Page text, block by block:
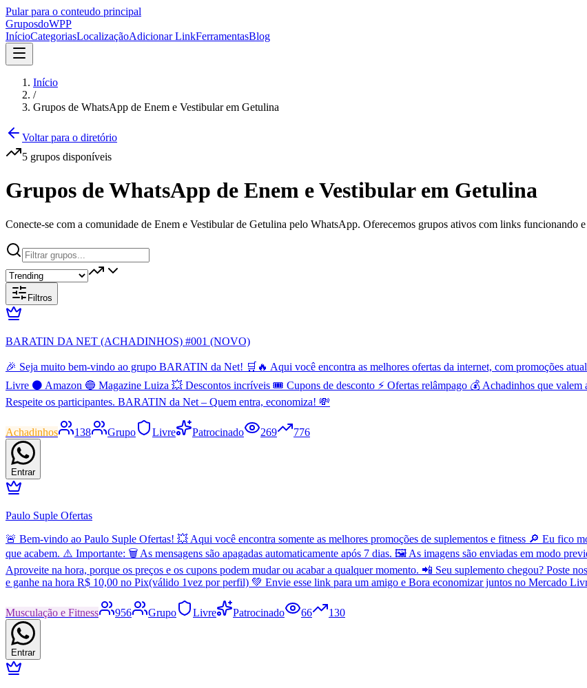
Pular para o conteudo principal
GruposdoWPP
InícioCategoriasLocalizaçãoAdicionar LinkFerramentasBlog
Início
/
Grupos de WhatsApp de Enem e Vestibular em Getulina
Voltar para o diretório
5 grupos disponíveis
Grupos de WhatsApp de Enem e Vestibular em Getulina
Conecte-se com a comunidade de Enem e Vestibular de Getulina pelo WhatsApp. Oferecemos grupos ativos com links funcionando e
Filtros
BARATIN DA NET (ACHADINHOS) #001 (NOVO)
🎉 Seja muito bem-vindo ao grupo BARATIN da Net! 🛒🔥 Aqui você encontra as melhores ofertas da internet, com promoções
Livre ⚫ Amazon 🔵 Magazine Luiza 💥 Descontos incríveis 🎟️ Cupons de desconto ⚡ Ofertas relâmpago 💰 Achadinhos que
Respeite os participantes. BARATIN da Net – Quem entra, economiza! 💸
Achadinhos 138 Grupo Livre Patrocinado 269 776
Entrar
Paulo Suple Ofertas
🚨 Bem-vindo ao Paulo Suple Ofertas! 💥 Aqui você encontra somente as melhores promoções de suplementos e fitness 🔎 Eu fico
que acabem. ⚠️ Importante: 🗑️ As mensagens são apagadas automaticamente após 7 dias. 🖼️ As imagens são enviadas em modo
Aproveite na hora, porque os preços e os cupons podem mudar ou acabar a qualquer momento. 📲 Seu suplemento chegou? Poste
e ganhe na hora R$ 10,00 no Pix(válido 1vez por perfil) 💚 Envie esse link para um amigo e Bora economizar juntos no Mercado
Musculação e Fitness 956 Grupo Livre Patrocinado 66 130
Entrar